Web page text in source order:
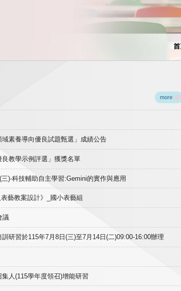
more
素養導向優良試題甄選」成績公告
教學示例評選」獲獎名單
)-科技輔助自主學習:Gemini的實作與應用
藝教案設計》_國小表藝組
議
研習於115年7月8日(三)至7月14日(二)09:00-16:00辦理
人(115學年度領召)增能研習